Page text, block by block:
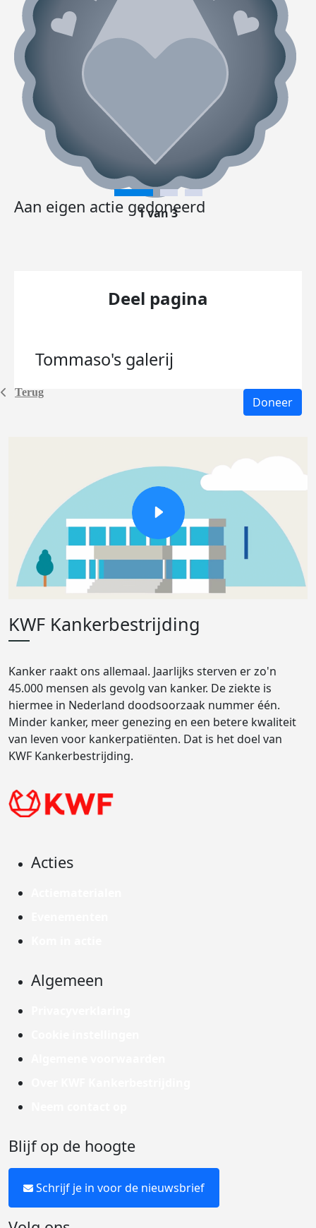
Terug
Aan eigen actie gedoneerd
1 van 3
Deel pagina
Tommaso's galerij
Doneer
KWF Kankerbestrijding
Kanker raakt ons allemaal. Jaarlijks sterven er zo'n
45.000 mensen als gevolg van kanker. De ziekte is
hiermee in Nederland doodsoorzaak nummer één.
Minder kanker, meer genezing en een betere kwaliteit
van leven voor kankerpatiënten. Dat is het doel van
KWF Kankerbestrijding.
Acties
Algemeen
Blijf op de hoogte
Schrijf je in voor de nieuwsbrief